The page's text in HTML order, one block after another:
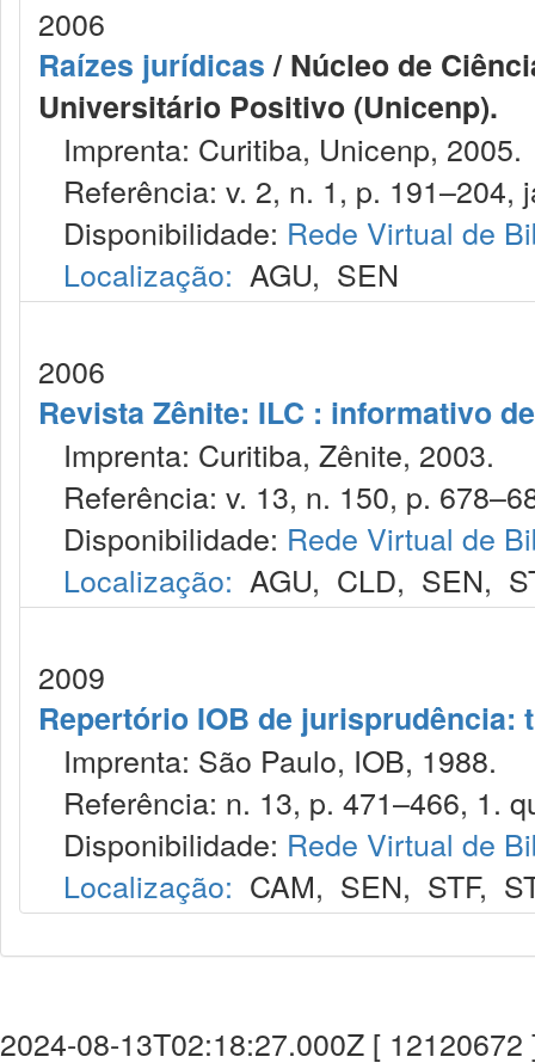
2006
Raízes jurídicas/ Núcleo de
Universitário Positivo (Unicenp).
Imprenta: Curitiba, Unicenp, 2005.
Referência: v. 2, n. 1, p. 191–204,
Disponibilidade: Rede Virtual de
Localização: AGU, SEN
2006
Revista Zênite: ILC : informativo
Imprenta: Curitiba, Zênite, 2003.
Referência: v. 13, n. 150, p.
Disponibilidade: Rede Virtual de
Localização: AGU, CLD, SEN,
2009
Repertório IOB de
Imprenta: São Paulo, IOB, 1988.
Referência: n. 13, p. 471–466, 1.
Disponibilidade: Rede Virtual de
Localização: CAM, SEN, STF,
2024-08-13T02:18:27.000Z [ 12120672